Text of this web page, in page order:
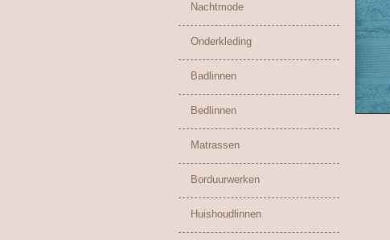
Nachtmode
Onderkleding
Badlinnen
Bedlinnen
Matrassen
Borduurwerken
Huishoudlinnen